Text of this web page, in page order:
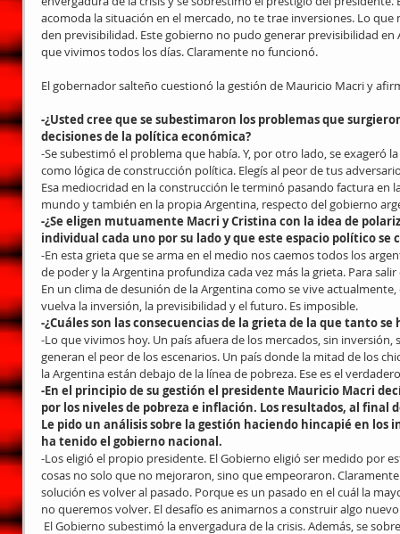
acomoda la situación en el mercado, no te trae inversiones. Lo
den previsibilidad. Este gobierno no pudo generar previsibilidad
que vivimos todos los días. Claramente no funcionó.
El gobernador salteño cuestionó la gestión de Mauricio Macri y
-¿Usted cree que se subestimaron los problemas que
decisiones de la política económica?
-Se subestimó el problema que había. Y, por otro lado, se exageró
como lógica de construcción política. Elegís al peor de tus
Esa mediocridad en la construcción le terminó pasando factura en
mundo y también en la propia Argentina, respecto del gobierno
-¿Se eligen mutuamente Macri y Cristina con la idea de
individual cada uno por su lado y que este espacio político se
-En esta grieta que se arma en el medio nos caemos todos los
de poder y la Argentina profundiza cada vez más la grieta. Para
En un clima de desunión de la Argentina como se vive
vuelva la inversión, la previsibilidad y el futuro. Es imposible.
-¿Cuáles son las consecuencias de la grieta de la que tanto se
-Lo que vivimos hoy. Un país afuera de los mercados, sin
generan el peor de los escenarios. Un país donde la mitad de los
la Argentina están debajo de la línea de pobreza. Ese es el
-En el principio de su gestión el presidente Mauricio Macri
por los niveles de pobreza e inflación. Los resultados, al final
Le pido un análisis sobre la gestión haciendo hincapié en
ha tenido el gobierno nacional.
-Los eligió el propio presidente. El Gobierno eligió ser medido por
cosas no solo que no mejoraron, sino que empeoraron.
solución es volver al pasado. Porque es un pasado en el cuál la
no queremos volver. El desafío es animarnos a construir algo